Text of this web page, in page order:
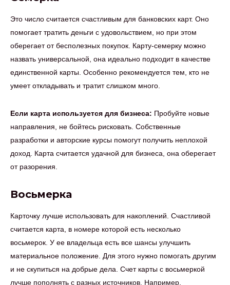
Это число считается счастливым для банковских карт. Оно
помогает тратить деньги с удовольствием, но при этом
оберегает от бесполезных покупок. Карту-семерку можно
назвать универсальной, она идеально подходит в качестве
единственной карты. Особенно рекомендуется тем, кто не
умеет откладывать и тратит слишком много.
Если карта используется для бизнеса: Пробуйте новые
направления, не бойтесь рисковать. Собственные
разработки и авторские курсы помогут получить неплохой
доход. Карта считается удачной для бизнеса, она оберегает
от разорения.
Восьмерка
Карточку лучше использовать для накоплений. Счастливой
считается карта, в номере которой есть несколько
восьмерок. У ее владельца есть все шансы улучшить
материальное положение. Для этого нужно помогать другим
и не скупиться на добрые дела. Счет карты с восьмеркой
лучше пополнять с разных источников. Например,